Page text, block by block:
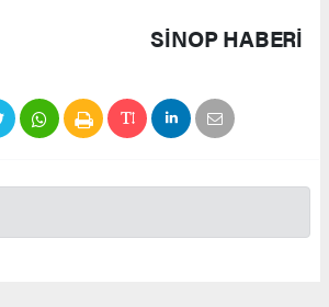
SINOP HABERİ